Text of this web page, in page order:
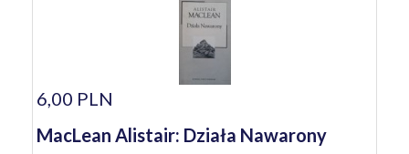
6,00 PLN
MacLean Alistair: Działa Nawarony